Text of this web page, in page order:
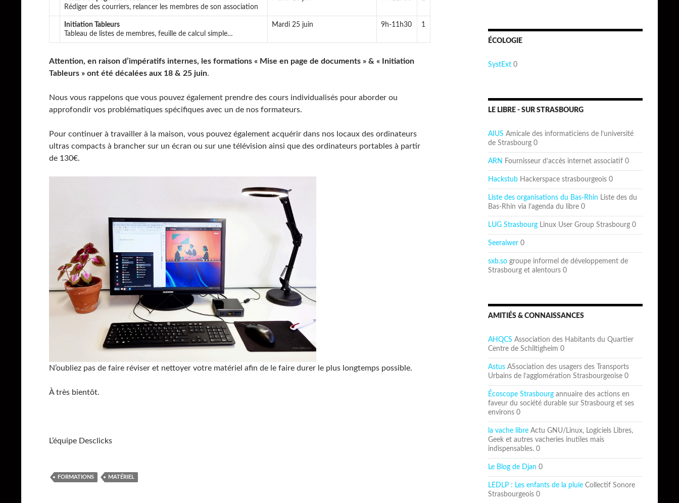
Rédiger des courriers, relancer les membres de son association
Initiation Tableurs
Tableau de listes de membres, feuille de calcul simple…
Mardi 25 juin 9h-11h30 1
Attention, en raison d’impératifs internes, les formations « Mise en page de documents » & « Initiation
Tableurs » ont été décalées aux 18 & 25 juin.
Nous vous rappelons que vous pouvez également prendre des cours individualisés pour aborder ou
approfondir vos problématiques spécifiques avec un de nos formateurs.
Pour continuer à travailler à la maison, vous pouvez également acquérir dans nos locaux des ordinateurs
ultras compacts à brancher sur un écran ou sur une télévision ainsi que des ordinateurs portables à partir
de 130€.
N’oubliez pas de faire réviser et nettoyer votre matériel afin de le faire durer le plus longtemps possible.
À très bientôt.
L’équipe Desclicks
FORMATIONS MATÉRIEL
ÉCOLOGIE
SystExt 0
LE LIBRE - SUR STRASBOURG
AIUS Amicale des informaticiens de l’université
de Strasbourg 0
ARN Fournisseur d’accès internet associatif 0
Hackstub Hackerspace strasbourgeois 0
Liste des organisations du Bas-Rhin Liste des du
Bas-Rhin via l’agenda du libre 0
LUG Strasbourg Linux User Group Strasbourg 0
Seeraiwer 0
sxb.so groupe informel de développement de
Strasbourg et alentours 0
AMITIÉS & CONNAISSANCES
AHQCS Association des Habitants du Quartier
Centre de Schiltigheim 0
Astus ASsociation des usagers des Transports
Urbains de l’agglomération Strasbourgeoise 0
Écoscope Strasbourg annuaire des actions en
faveur du société durable sur Strasbourg et ses
environs 0
la vache libre Actu GNU/Linux, Logiciels Libres,
Geek et autres vacheries inutiles mais
indispensables. 0
Le Blog de Djan 0
LEDLP : Les enfants de la pluie Collectif Sonore
Strasbourgeois 0